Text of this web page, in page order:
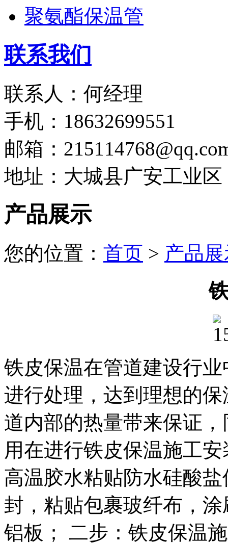
聚氨酯保温管
联系我们
联系人：何经理
手机：18632699551
邮箱：
地址：大城县广安工业区
产品展示
您的位置： 首页 > 产品
铁皮保温在管道建设行
进行处理，达到理想的
道内部的热量带来保证
用在进行铁皮保温施工
高温胶水粘贴防水硅酸
封，粘贴包裹玻纤布，
铝板； 二步：铁皮保温